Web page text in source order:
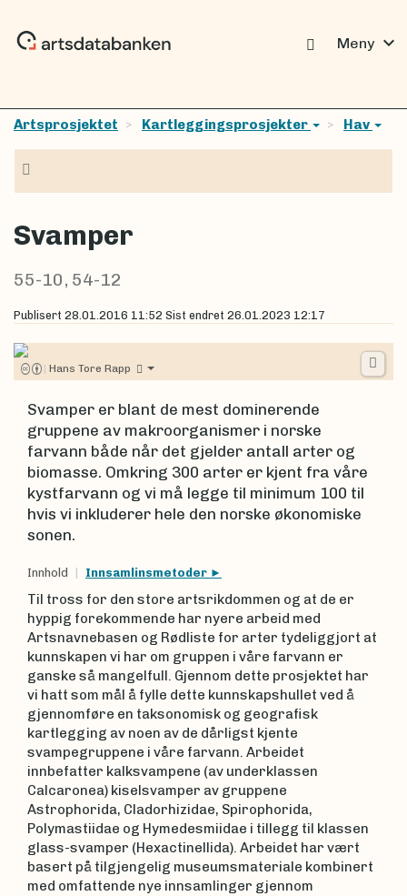
Meny expand_more
Artsprosjektet Kartleggingsprosjekter Hav
Svamper
55-10, 54-12
Publisert 28.01.2016 11:52 Sist endret 26.01.2023 12:17
| Hans Tore Rapp
Svamper er blant de mest dominerende
gruppene av makroorganismer i norske
farvann både når det gjelder antall arter og
biomasse. Omkring 300 arter er kjent fra våre
kystfarvann og vi må legge til minimum 100 til
hvis vi inkluderer hele den norske økonomiske
sonen.
Innhold Innsamlinsmetoder
Til tross for den store artsrikdommen og at de er
hyppig forekommende har nyere arbeid med
Artsnavnebasen og Rødliste for arter tydeliggjort at
kunnskapen vi har om gruppen i våre farvann er
ganske så mangelfull. Gjennom dette prosjektet har
vi hatt som mål å fylle dette kunnskapshullet ved å
gjennomføre en taksonomisk og geografisk
kartlegging av noen av de dårligst kjente
svampegruppene i våre farvann. Arbeidet
innbefatter kalksvampene (av underklassen
Calcaronea) kiselsvamper av gruppene
Astrophorida, Cladorhizidae, Spirophorida,
Polymastiidae og Hymedesmiidae i tillegg til klassen
glass-svamper (Hexactinellida). Arbeidet har vært
basert på tilgjengelig museumsmateriale kombinert
med omfattende nye innsamlinger gjennom